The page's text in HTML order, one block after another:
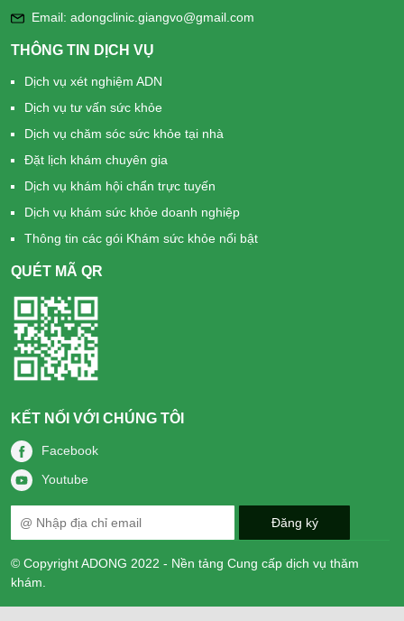
Email: adongclinic.giangvo@gmail.com
THÔNG TIN DỊCH VỤ
Dịch vụ xét nghiệm ADN
Dịch vụ tư vấn sức khỏe
Dịch vụ chăm sóc sức khỏe tại nhà
Đặt lịch khám chuyên gia
Dịch vụ khám hội chẩn trực tuyến
Dịch vụ khám sức khỏe doanh nghiệp
Thông tin các gói Khám sức khỏe nổi bật
QUÉT MÃ QR
KẾT NỐI VỚI CHÚNG TÔI
Facebook
Youtube
© Copyright ADONG 2022 - Nền tảng Cung cấp dịch vụ thăm
khám.